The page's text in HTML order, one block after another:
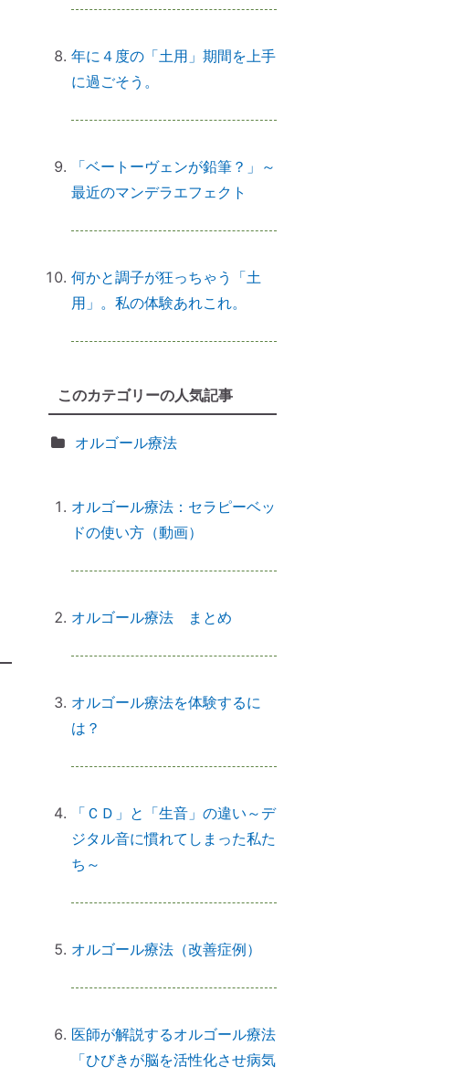
殿」の共通点
引き寄せ難民のあなたへ｜その前
前世を教えてもらったら｜書き換
「わかっちゃいるけど止められな
い」反応しちゃうのは、無意識か
するメリットとは？
拝マナー７つ
「鉄分」と「温活」で開運♪～鉄瓶
年に４度の「土用」期間を上手
に過ごそう。
「ベートーヴェンが鉛筆？」～
最近のマンデラエフェクト
何かと調子が狂っちゃう「土
用」。私の体験あれこれ。
このカテゴリーの人気記事
オルゴール療法
オルゴール療法：セラピーベッ
ドの使い方（動画）
オルゴール療法 まとめ
オルゴール療法を体験するに
は？
「ＣＤ」と「生音」の違い～デ
ジタル音に慣れてしまった私た
ち～
オルゴール療法（改善症例）
医師が解説するオルゴール療法
「ひびきが脳を活性化させ病気